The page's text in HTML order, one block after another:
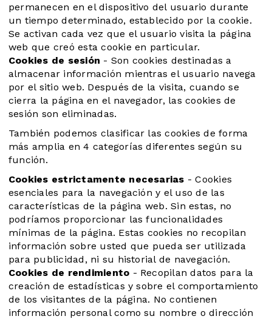
permanecen en el dispositivo del usuario durante
un tiempo determinado, establecido por la cookie.
Se activan cada vez que el usuario visita la página
web que creó esta cookie en particular.
Cookies de sesión - Son cookies destinadas a
almacenar información mientras el usuario navega
por el sitio web. Después de la visita, cuando se
cierra la página en el navegador, las cookies de
sesión son eliminadas.
También podemos clasificar las cookies de forma
más amplia en 4 categorías diferentes según su
función.
Cookies estrictamente necesarias - Cookies
esenciales para la navegación y el uso de las
características de la página web. Sin estas, no
podríamos proporcionar las funcionalidades
mínimas de la página. Estas cookies no recopilan
información sobre usted que pueda ser utilizada
para publicidad, ni su historial de navegación.
Cookies de rendimiento - Recopilan datos para la
creación de estadísticas y sobre el comportamiento
de los visitantes de la página. No contienen
información personal como su nombre o dirección